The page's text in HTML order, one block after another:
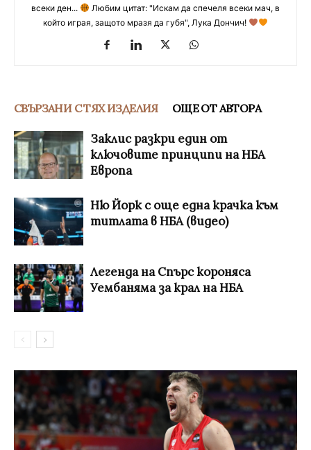
всеки ден...
Любим цитат: "Искам да спечеля всеки мач, в
който играя, защото мразя да губя", Лука Дончич!
СВЪРЗАНИ С ТЯХ ИЗДЕЛИЯ ОЩЕ ОТ АВТОРА
Заклис разкри един от
ключовите принципи на НБА
Европа
Ню Йорк с още една крачка към
титлата в НБА (видео)
Легенда на Спърс короняса
Уембаняма за крал на НБА